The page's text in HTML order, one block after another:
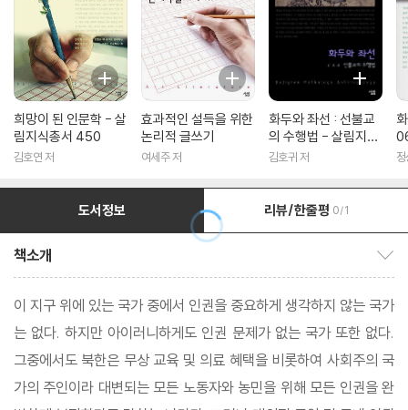
희망이 된 인문학 - 살
림지식총서 450
김호연 저
효과적인 설득을 위한
논리적 글쓰기
여세주 저
화두와 좌선 : 선불교
의 수행법 - 살림지식
총서 316
김호귀 저
도서정보 리뷰/한줄평 0/1
책소개
이 지구 위에 있는 국가 중에서 인권을 중요하게 생각하지 않는 국가
는 없다. 하지만 아이러니하게도 인권 문제가 없는 국가 또한 없다.
그중에서도 북한은 무상 교육 및 의료 혜택을 비롯하여 사회주의 국
가의 주인이라 대변되는 모든 노동자와 농민을 위해 모든 인권을 완